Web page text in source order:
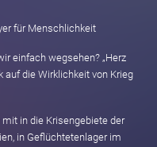
für Menschlichkeit
einfach wegsehen? „Herz
auf die Wirklichkeit von Krieg
in die Krisengebiete der
in Geflüchtetenlager im